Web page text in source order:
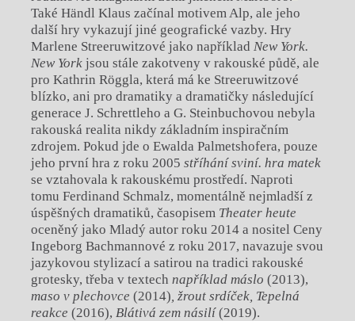
Také Händl Klaus začínal motivem Alp, ale jeho
další hry vykazují jiné geografické vazby. Hry
Marlene Streeruwitzové jako například New York.
New York jsou stále zakotveny v rakouské půdě, ale
pro Kathrin Röggla, která má ke Streeruwitzové
blízko, ani pro dramatiky a dramatičky následující
generace J. Schrettleho a G. Steinbuchovou nebyla
rakouská realita nikdy základním inspiračním
zdrojem. Pokud jde o Ewalda Palmetshofera, pouze
jeho první hra z roku 2005 stříhání sviní. hra matek
se vztahovala k rakouskému prostředí. Naproti
tomu Ferdinand Schmalz, momentálně nejmladší z
úspěšných dramatiků, časopisem Theater heute
oceněný jako Mladý autor roku 2014 a nositel Ceny
Ingeborg Bachmannové z roku 2017, navazuje svou
jazykovou stylizací a satirou na tradici rakouské
grotesky, třeba v textech například máslo (2013),
maso v plechovce (2014) , žrout srdíček, Tepelná
reakce (2016), Blátivá zem násilí(2019).